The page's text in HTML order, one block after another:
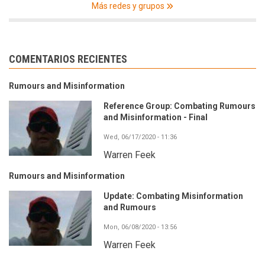
Más redes y grupos
COMENTARIOS RECIENTES
Rumours and Misinformation
Reference Group: Combating Rumours
and Misinformation - Final
Wed, 06/17/2020 - 11:36
Warren Feek
Rumours and Misinformation
Update: Combating Misinformation
and Rumours
Mon, 06/08/2020 - 13:56
Warren Feek